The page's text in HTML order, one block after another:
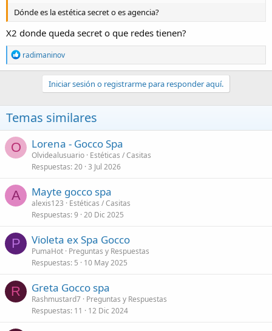
Dónde es la estética secret o es agencia?
X2 donde queda secret o que redes tienen?
R
e
a
n
e
s
radimaninov
Iniciar sesión o registrarme para responder aquí.
Temas similares
O Lorena - Gocco Spa
Olvidealusuario Estéticas / Casitas
Respuestas 20 3 Jul 2026
A Mayte gocco spa
alexis123
Estéticas / Casitas
Respuestas 9 20 Dic 2025
P Violeta ex Spa Gocco
PumaHot Preguntas y Respuestas
Respuestas 5 10 May 2025
R Greta Gocco spa
Rashmustard7 Preguntas y Respuestas
Respuestas 11 12 Dic 2024